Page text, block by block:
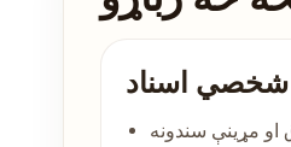
شخصي اسناد
او مړینې سندونه